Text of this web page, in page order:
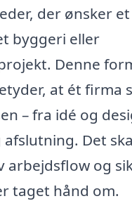
der ønsker et
byggeri eller
Denne
at ét firma
– fra idé og
Det
arbejdsflow og
taget hånd om.